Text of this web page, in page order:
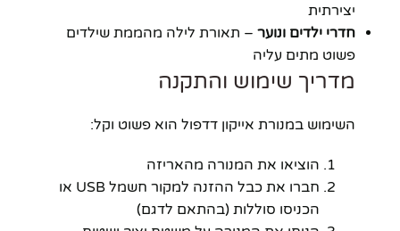
יצירתית
חדרי ילדים ונוער – תאורת לילה מהממת שילדים
פשוט מתים עליה
מדריך שימוש והתקנה
השימוש במנורת אייקון דדפול הוא פשוט וקל:
הוציאו את המנורה מהאריזה
חברו את כבל ההזנה למקור חשמל USB או
הכניסו סוללות (בהתאם לדגם)